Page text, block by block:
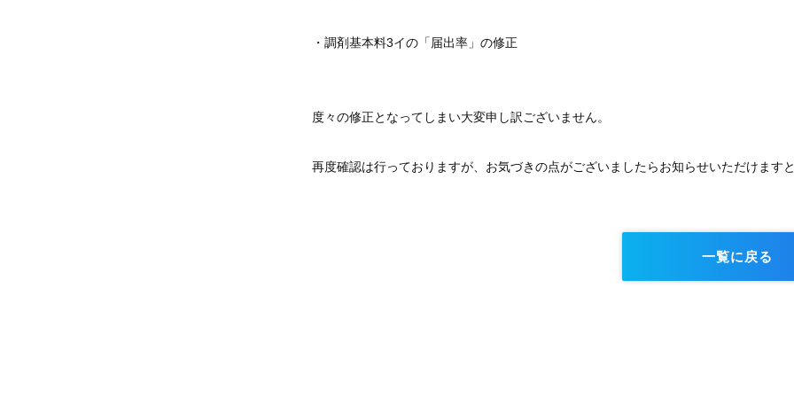
・調剤基本料3イの「届出率」の修正
度々の修正となってしまい大変申し訳ございません。
再度確認は行っておりますが、お気づきの点がございましたらお知らせいただけますと
一覧に戻る